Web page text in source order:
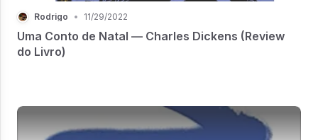
Rodrigo • 11/29/2022
Uma Conto de Natal — Charles Dickens (Review
do Livro)